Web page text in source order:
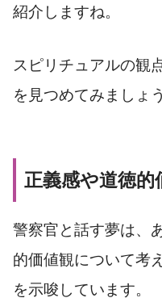
紹介しますね。
スピリチュアルの観
を見つめてみましょう
正義感や道徳的
警察官と話す夢は、
的価値観について考
を示唆しています。